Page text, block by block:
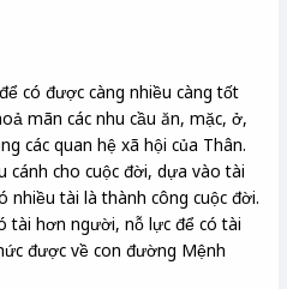
có được càng nhiều càng tốt
mãn các nhu cầu ăn, mặc, ở,
các quan hệ xã hội của Thân.
cánh cho cuộc đời, dựa vào tài
nhiều tài là thành công cuộc đời.
tài hơn người, nỗ lực để có tài
được về con đường Mệnh